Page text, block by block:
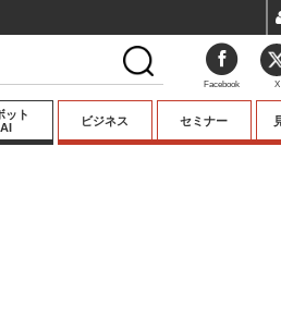
ット
AI
ビジネス セミナー
Facebook X